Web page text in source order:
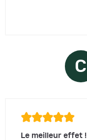
C
Le meilleur effet !